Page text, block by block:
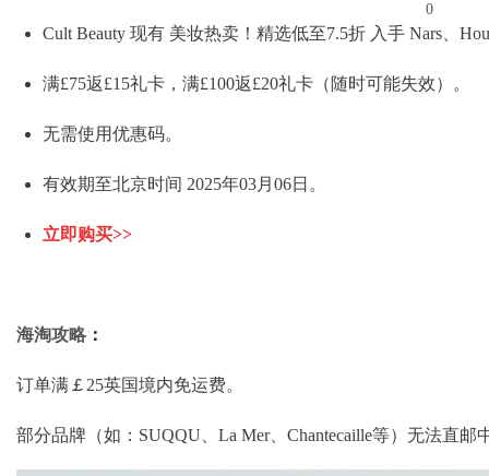
0
Cult Beauty 现有 美妆热卖！精选低至7.5折 入手 Nars、
满£75返£15礼卡，满£100返£20礼卡（随时可能失效）。
无需使用优惠码。
有效期至北京时间 2025年03月06日。
立即购买>>
海淘攻略 ：
订单满￡25英国境内免运费。
部分品牌（如：SUQQU、La Mer、Chantecaille等）无法直邮